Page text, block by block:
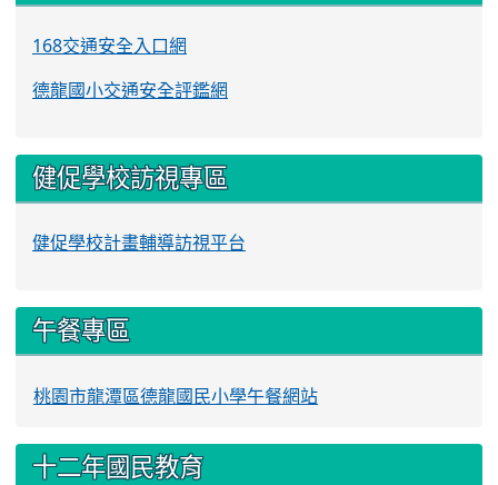
168交通安全入口網
德龍國小交通安全評鑑網
健促學校訪視專區
健促學校計畫輔導訪視平台
午餐專區
桃園市龍潭區德龍國民小學午餐網站
十二年國民教育